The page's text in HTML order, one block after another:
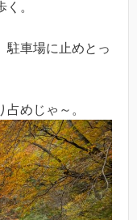
。
駐車場に止めとっ
めじゃ～。